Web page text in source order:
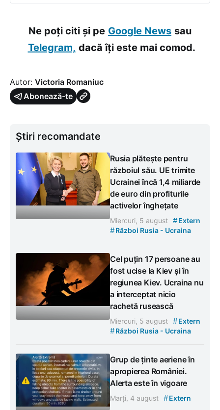
Ne poți citi și pe Google News sau
Telegram, dacă îți este mai comod.
Autor: Victoria Romaniuc
Abonează-te
Știri recomandate
Rusia plătește pentru
războiul său. UE trimite
Ucrainei încă 1,4 miliarde
de euro din profiturile
activelor înghețate
Miercuri, 5 august #Extern
#Război Rusia - Ucraina
Cel puțin 17 persoane au
fost ucise la Kiev și în
regiunea Kiev. Ucraina nu
a interceptat nicio
rachetă rusească
Miercuri, 5 august #Extern
#Război Rusia - Ucraina
Grup de ținte aeriene în
apropierea României.
Alerta este în vigoare
Marți, 4 august #Extern